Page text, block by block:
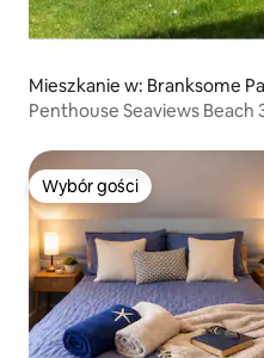
Mieszkanie w: Branksome
Penthouse Seaviews Beach
Wybór gości
Wybór gości